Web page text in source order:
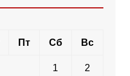
Пт Сб Вс
1 2